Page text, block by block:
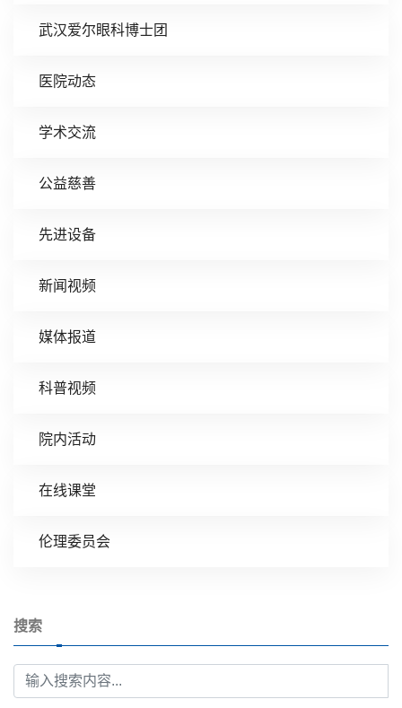
武汉爱尔眼科博士团
医院动态
学术交流
公益慈善
先进设备
新闻视频
媒体报道
科普视频
院内活动
在线课堂
伦理委员会
搜索